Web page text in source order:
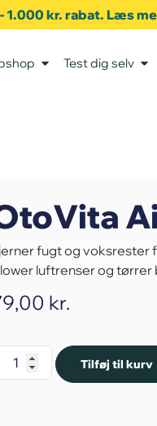
kr. rabat. Læs
Test dig selv
fugt og voksrester
luftrenser og
kr.
Tilføj til kurv